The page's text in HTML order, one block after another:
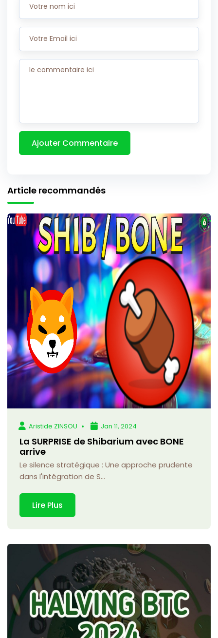
Article recommandés
Aristide ZINSOU Jan 11, 2024
La SURPRISE de Shibarium avec BONE
arrive
Le silence stratégique : Une approche prudente
dans l'intégration de S...
Lire Plus